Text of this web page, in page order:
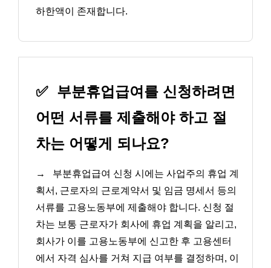
하한액이 존재합니다.
✅ 부분휴업급여를 신청하려면
어떤 서류를 제출해야 하고 절
차는 어떻게 되나요?
→
부분휴업급여 신청 시에는 사업주의 휴업 계
획서, 근로자의 근로계약서 및 임금 명세서 등의
서류를 고용노동부에 제출해야 합니다. 신청 절
차는 보통 근로자가 회사에 휴업 계획을 알리고,
회사가 이를 고용노동부에 신고한 후 고용센터
에서 자격 심사를 거쳐 지급 여부를 결정하며, 이